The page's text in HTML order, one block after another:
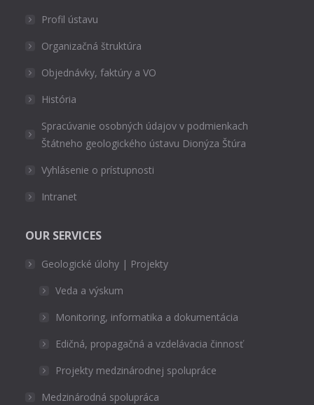
Profil ústavu
Organizačná štruktúra
Objednávky, faktúry a VO
História
Spracúvanie osobných údajov v podmienkach
Štátneho geologického ústavu Dionýza Štúra
Vyhlásenie o prístupnosti
Intranet
OUR SERVICES
Geologické úlohy | Projekty
Veda a výskum
Monitoring, informatika a dokumentácia
Edičná, propagačná a vzdelávacia činnosť
Projekty medzinárodnej spolupráce
Medzinárodná spolupráca